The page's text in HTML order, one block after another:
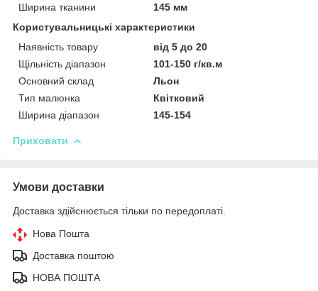
Ширина тканини
145 мм
Користувальницькі характеристики
Наявність товару
від 5 до 20
Щільність діапазон
101-150 г/кв.м
Основний склад
Льон
Тип малюнка
Квітковий
Ширина діапазон
145-154
Приховати
Умови доставки
Доставка здійснюється тільки по передоплаті.
Нова Пошта
Доставка поштою
НОВА ПОШТА